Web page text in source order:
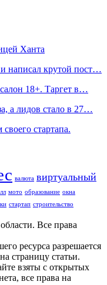
Ханта
написал крутой пост…
18+. Таргет в…
а лидов стало в 27…
стартапа.
валюта виртуальный
мото образование окна
стартап строительство
Все права
ресурса разрешается
страницу статьи.
взяты с открытых
все права на